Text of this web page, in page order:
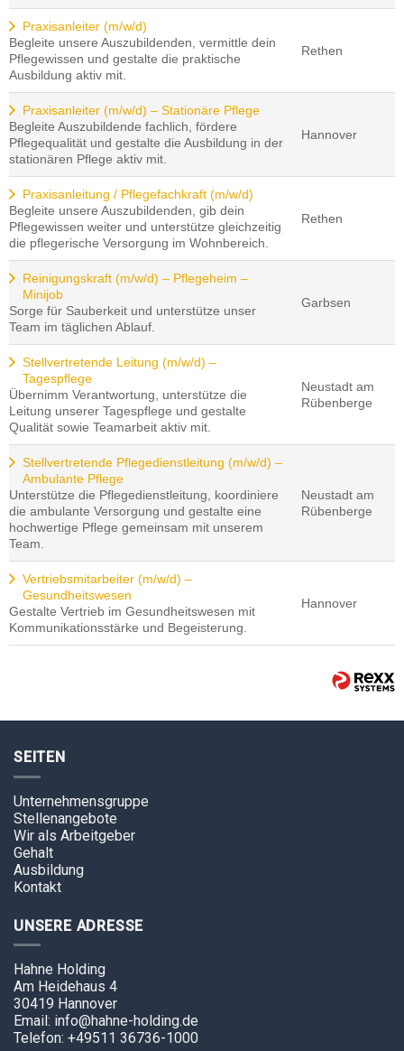
Praxisanleiter (m/w/d)
Begleite unsere Auszubildenden, vermittle dein
Pflegewissen und gestalte die praktische
Ausbildung aktiv mit.
Rethen
Praxisanleiter (m/w/d) – Stationäre Pflege
Begleite Auszubildende fachlich, fördere
Pflegequalität und gestalte die Ausbildung in der
stationären Pflege aktiv mit.
Hannover
Praxisanleitung / Pflegefachkraft (m/w/d)
Begleite unsere Auszubildenden, gib dein
Pflegewissen weiter und unterstütze gleichzeitig
die pflegerische Versorgung im Wohnbereich.
Rethen
Reinigungskraft (m/w/d) – Pflegeheim –
Minijob
Sorge für Sauberkeit und unterstütze unser
Team im täglichen Ablauf.
Garbsen
Stellvertretende Leitung (m/w/d) –
Tagespflege
Übernimm Verantwortung, unterstütze die
Leitung unserer Tagespflege und gestalte
Qualität sowie Teamarbeit aktiv mit.
Neustadt am
Rübenberge
Stellvertretende Pflegedienstleitung (m/w/d) –
Ambulante Pflege
Unterstütze die Pflegedienstleitung, koordiniere
die ambulante Versorgung und gestalte eine
hochwertige Pflege gemeinsam mit unserem
Team.
Neustadt am
Rübenberge
Vertriebsmitarbeiter (m/w/d) –
Gesundheitswesen
Gestalte Vertrieb im Gesundheitswesen mit
Kommunikationsstärke und Begeisterung.
Hannover
SEITEN
Unternehmensgruppe
Stellenangebote
Wir als Arbeitgeber
Gehalt
Ausbildung
Kontakt
UNSERE ADRESSE
Hahne Holding
Am Heidehaus 4
30419 Hannover
Email: info@hahne-holding.de
Telefon: +49511 36736-1000